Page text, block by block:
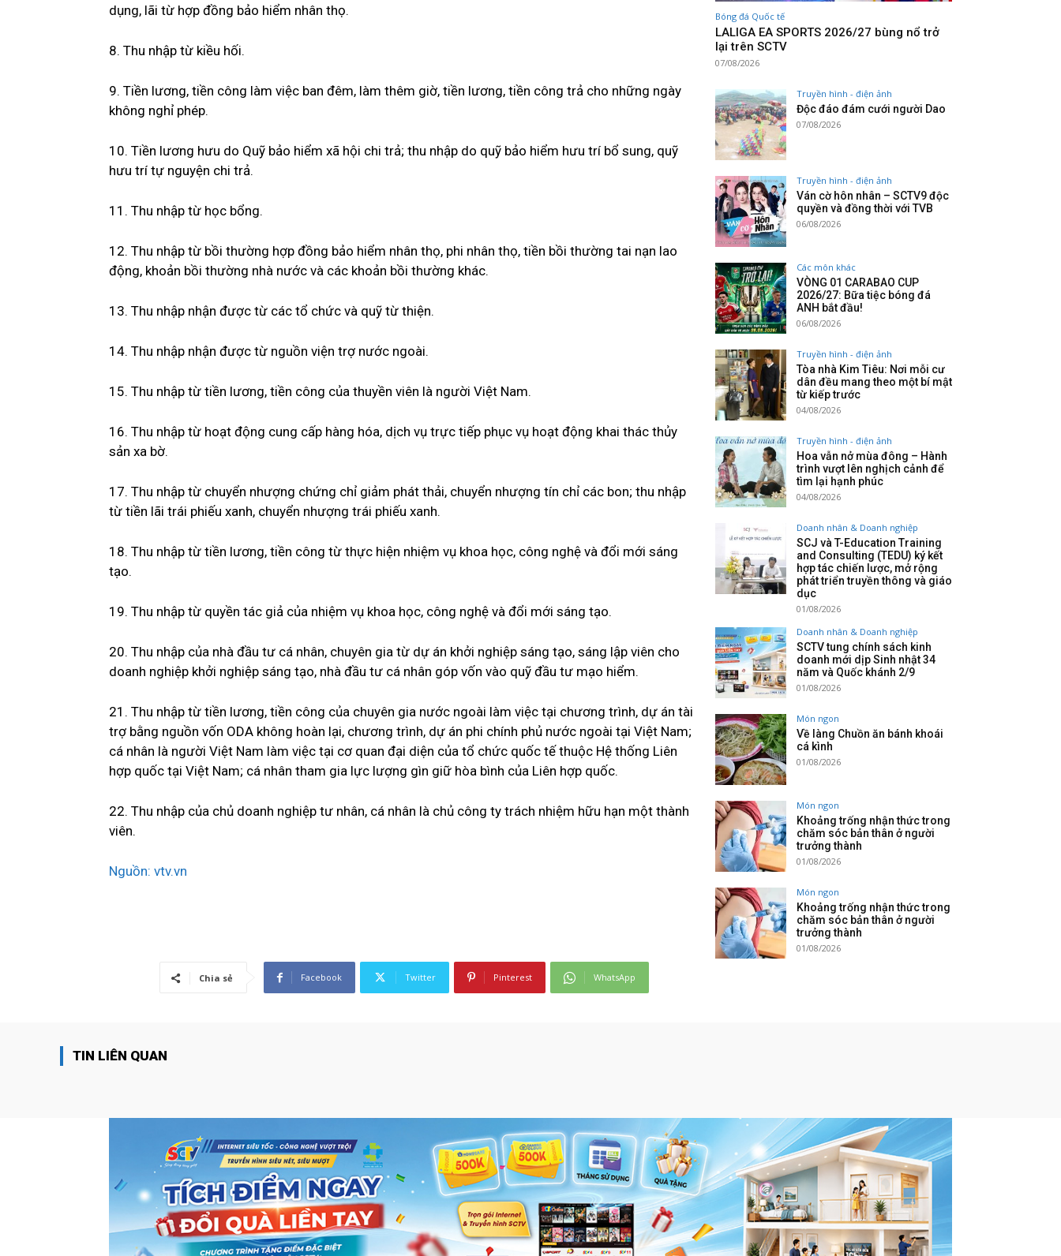
dụng, lãi từ hợp đồng bảo hiểm nhân thọ.
8. Thu nhập từ kiều hối.
9. Tiền lương, tiền công làm việc ban đêm, làm thêm giờ, tiền lương, tiền công trả cho những ngày
không nghỉ phép.
10. Tiền lương hưu do Quỹ bảo hiểm xã hội chi trả; thu nhập do quỹ bảo hiểm hưu trí bổ sung, quỹ
hưu trí tự nguyện chi trả.
11. Thu nhập từ học bổng.
12. Thu nhập từ bồi thường hợp đồng bảo hiểm nhân thọ, phi nhân thọ, tiền bồi thường tai nạn lao
động, khoản bồi thường nhà nước và các khoản bồi thường khác.
13. Thu nhập nhận được từ các tổ chức và quỹ từ thiện.
14. Thu nhập nhận được từ nguồn viện trợ nước ngoài.
15. Thu nhập từ tiền lương, tiền công của thuyền viên là người Việt Nam.
16. Thu nhập từ hoạt động cung cấp hàng hóa, dịch vụ trực tiếp phục vụ hoạt động khai thác thủy
sản xa bờ.
17. Thu nhập từ chuyển nhượng chứng chỉ giảm phát thải, chuyển nhượng tín chỉ các bon; thu nhập
từ tiền lãi trái phiếu xanh, chuyển nhượng trái phiếu xanh.
18. Thu nhập từ tiền lương, tiền công từ thực hiện nhiệm vụ khoa học, công nghệ và đổi mới sáng
tạo.
19. Thu nhập từ quyền tác giả của nhiệm vụ khoa học, công nghệ và đổi mới sáng tạo.
20. Thu nhập của nhà đầu tư cá nhân, chuyên gia từ dự án khởi nghiệp sáng tạo, sáng lập viên cho
doanh nghiệp khởi nghiệp sáng tạo, nhà đầu tư cá nhân góp vốn vào quỹ đầu tư mạo hiểm.
21. Thu nhập từ tiền lương, tiền công của chuyên gia nước ngoài làm việc tại chương trình, dự án tài
trợ bằng nguồn vốn ODA không hoàn lại, chương trình, dự án phi chính phủ nước ngoài tại Việt Nam;
cá nhân là người Việt Nam làm việc tại cơ quan đại diện của tổ chức quốc tế thuộc Hệ thống Liên
hợp quốc tại Việt Nam; cá nhân tham gia lực lượng gìn giữ hòa bình của Liên hợp quốc.
22. Thu nhập của chủ doanh nghiệp tư nhân, cá nhân là chủ công ty trách nhiệm hữu hạn một thành
viên.
Nguồn: vtv.vn
Chia sẻ Facebook Twitter Pinterest WhatsApp
Bóng đá Quốc tế
LALIGA EA SPORTS 2026/27 bùng nổ trở
lại trên SCTV
07/08/2026
Truyền hình - điện ảnh
Độc đáo đám cưới người Dao
07/08/2026
Truyền hình - điện ảnh
Ván cờ hôn nhân – SCTV9 độc
quyền và đồng thời với TVB
06/08/2026
Các môn khác
VÒNG 01 CARABAO CUP
2026/27: Bữa tiệc bóng đá
ANH bắt đầu!
06/08/2026
Truyền hình - điện ảnh
Tòa nhà Kim Tiêu: Nơi mỗi cư
dân đều mang theo một bí mật
từ kiếp trước
04/08/2026
Truyền hình - điện ảnh
Hoa vẫn nở mùa đông – Hành
trình vượt lên nghịch cảnh để
tìm lại hạnh phúc
04/08/2026
Doanh nhân & Doanh nghiệp
SCJ và T-Education Training
and Consulting (TEDU) ký kết
hợp tác chiến lược, mở rộng
phát triển truyền thông và giáo
dục
01/08/2026
Doanh nhân & Doanh nghiệp
SCTV tung chính sách kinh
doanh mới dịp Sinh nhật 34
năm và Quốc khánh 2/9
01/08/2026
Món ngon
Về làng Chuồn ăn bánh khoái
cá kình
01/08/2026
Món ngon
Khoảng trống nhận thức trong
chăm sóc bản thân ở người
trưởng thành
01/08/2026
Món ngon
Khoảng trống nhận thức trong
chăm sóc bản thân ở người
trưởng thành
01/08/2026
TIN LIÊN QUAN